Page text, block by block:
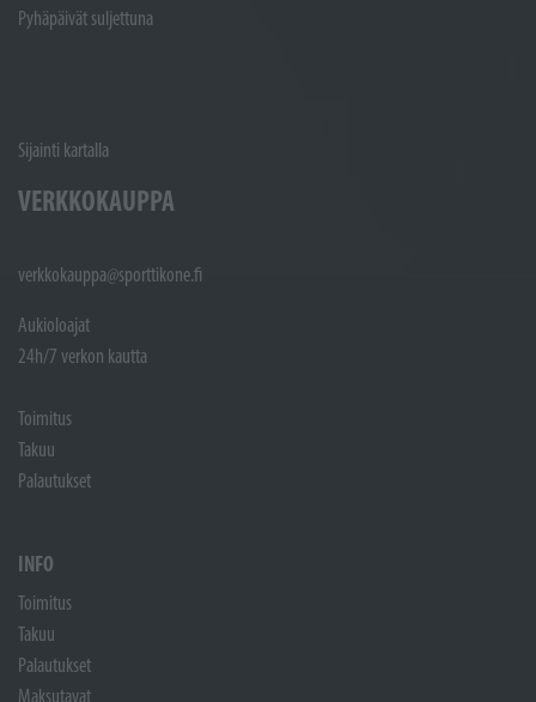
Pyhäpäivät suljettuna
Sijainti kartalla
VERKKOKAUPPA
verkkokauppa@sporttikone.fi
Aukioloajat
24h/7 verkon kautta
Toimitus
Takuu
Palautukset
INFO
Toimitus
Takuu
Palautukset
Maksutavat